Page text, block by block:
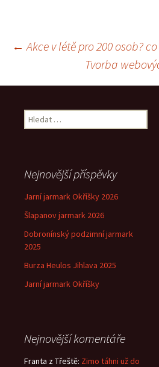
Navigace
pro
příspěvek
← Akce v létě pro 200 osob?
Tvorba
Vyhledávání
Nejnovější příspěvky
Jarní jarmark Okříšky 2026
Šlapanov jarmark 2026
Dobronínský podzimní jarmark
2025
Burza Heulos Jihlava 2025
Jarní jarmark Okříšky
Nejnovější komentáře
Franta z Třeště: Zimo táhni už do